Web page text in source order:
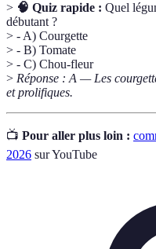
> 🧠 Quiz rapide : Quel
débutant ?
> - A) Courgette
> - B) Tomate
> - C) Chou-fleur
> Réponse : A — Les
et prolifiques.
📺 Pour aller plus loin :
2026 sur YouTube